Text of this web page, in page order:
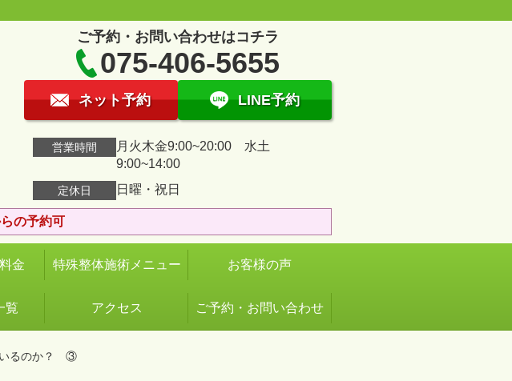
ご予約・お問い合わせはコチラ
075-406-5655
ネット予約 LINE予約
営業時間
月火木金9:00~20:00 水土
9:00~14:00
定休日 日曜・祝日
の予約可
金 特殊整体施術メニュー お客様の声
覧 アクセス ご予約・お問い合わせ
いるのか？ ③